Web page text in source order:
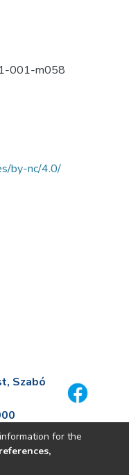
001-m058
by-nc/4.0/
Szabó
for the